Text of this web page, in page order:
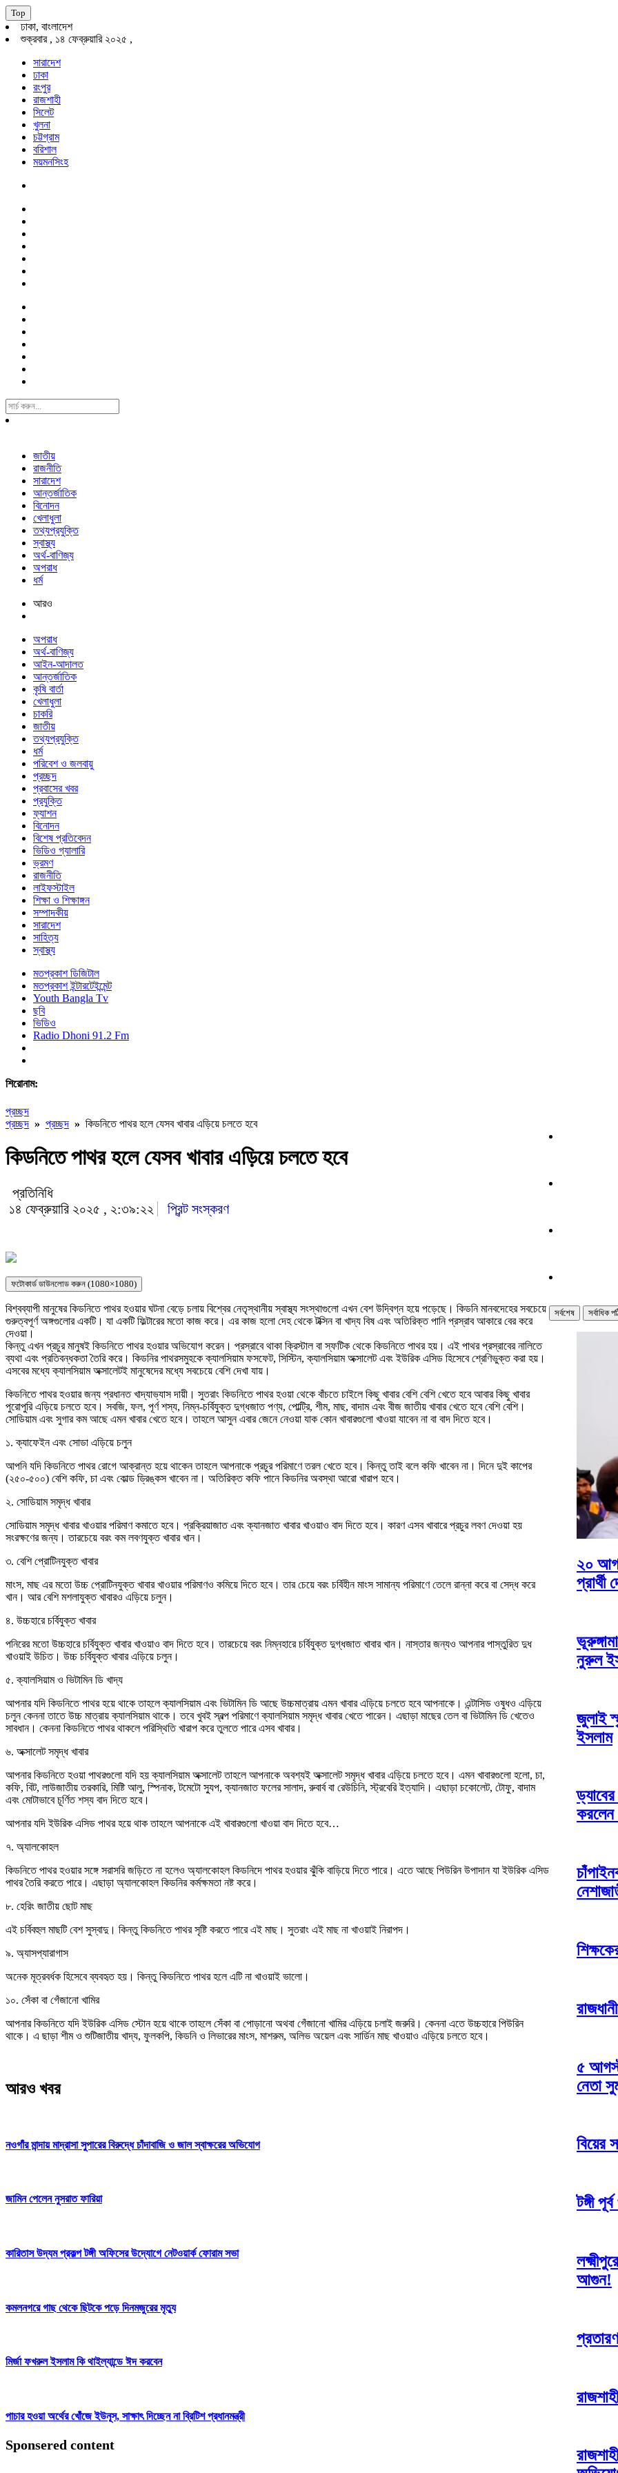
Top
ঢাকা, বাংলাদেশ
শুক্রবার , ১৪ ফেব্রুয়ারি ২০২৫ ,
সারাদেশ
ঢাকা
রংপুর
রাজশাহী
সিলেট
খুলনা
চট্টগ্রাম
বরিশাল
ময়মনসিংহ
Search
For:
জাতীয়
রাজনীতি
সারাদেশ
আন্তর্জাতিক
বিনোদন
খেলাধুলা
তথ্যপ্রযুক্তি
স্বাস্থ্য
অর্থ-বাণিজ্য
অপরাধ
ধর্ম
আরও
অপরাধ
অর্থ-বাণিজ্য
আইন-আদালত
আন্তর্জাতিক
কৃষি বার্তা
খেলাধুলা
চাকরি
জাতীয়
তথ্যপ্রযুক্তি
ধর্ম
পরিবেশ ও জলবায়ু
প্রচ্ছদ
প্রবাসের খবর
প্রযুক্তি
ফ্যাশন
বিনোদন
বিশেষ প্রতিবেদন
ভিডিও গ্যালারি
ভ্রমণ
রাজনীতি
লাইফস্টাইল
শিক্ষা ও শিক্ষাঙ্গন
সম্পাদকীয়
সারাদেশ
সাহিত্য
স্বাস্থ্য
মতপ্রকাশ ডিজিটাল
মতপ্রকাশ ইন্টারটেইন্মেন্ট
Youth Bangla Tv
ছবি
ভিডিও
Radio Dhoni 91.2 Fm
শিরোনাম:
প্রচ্ছদ
প্রচ্ছদ » প্রচ্ছদ » কিডনিতে পাথর হলে যেসব খাবার এড়িয়ে চলতে হবে
কিডনিতে পাথর হলে যেসব খাবার এড়িয়ে চলতে হবে
প্রতিনিধি
১৪ ফেব্রুয়ারি ২০২৫ , ২:৩৯:২২
প্রিন্ট সংস্করণ
ফটোকার্ড ডাউনলোড করুন (1080×1080)
বিশ্বব্যাপী মানুষের কিডনিতে পাথর হওয়ার ঘটনা বেড়ে চলায় বিশ্বের নেতৃস্থানীয় স্বাস্থ্য সংস্থাগুলো এখন বেশ উদ্বিগ্ন হয়ে পড়েছে। কিডনি মানবদেহের সবচেয়ে
গুরুত্বপূর্ণ অঙ্গগুলোর একটি। যা একটি ফিল্টারের মতো কাজ করে। এর কাজ হলো দেহ থেকে টক্সিন বা খাদ্য বিষ এবং অতিরিক্ত পানি প্রস্রাব আকারে বের করে
দেওয়া।
কিন্তু এখন প্রচুর মানুষই কিডনিতে পাথর হওয়ার অভিযোগ করেন। প্রস্রাবে থাকা ক্রিস্টাল বা স্ফটিক থেকে কিডনিতে পাথর হয়। এই পাথর প্রস্রাবের নালিতে
ব্যথা এবং প্রতিবন্ধকতা তৈরি করে। কিডনির পাথরসমুহকে ক্যালসিয়াম ফসফেট, সিস্টিন, ক্যালসিয়াম অক্সালেট এবং ইউরিক এসিড হিসেবে শ্রেণিভুক্ত করা হয়।
এসবের মধ্যে ক্যালসিয়াম অক্সালেটই মানুষেদের মধ্যে সবচেয়ে বেশি দেখা যায়।
কিডনিতে পাথর হওয়ার জন্য প্রধানত খাদ্যাভ্যাস দায়ী। সুতরাং কিডনিতে পাথর হওয়া থেকে বাঁচতে চাইলে কিছু খাবার বেশি বেশি খেতে হবে আবার কিছু খাবার
পুরোপুরি এড়িয়ে চলতে হবে। সবজি, ফল, পূর্ণ শস্য, নিম্ন-চর্বিযুক্ত দুগ্ধজাত পণ্য, পোল্ট্রি, শীম, মাছ, বাদাম এবং বীজ জাতীয় খাবার খেতে হবে বেশি বেশি।
সোডিয়াম এবং সুগার কম আছে এমন খাবার খেতে হবে। তাহলে আসুন এবার জেনে নেওয়া যাক কোন খাবারগুলো খাওয়া যাবেন না বা বাদ দিতে হবে।
১. ক্যাফেইন এবং সোডা এড়িয়ে চলুন
আপনি যদি কিডনিতে পাথর রোগে আক্রান্ত হয়ে থাকেন তাহলে আপনাকে প্রচুর পরিমাণে তরল খেতে হবে। কিন্তু তাই বলে কফি খাবেন না। দিনে দুই কাপের
(২৫০-৫০০) বেশি কফি, চা এবং কোল্ড ড্রিঙ্কস খাবেন না। অতিরিক্ত কফি পানে কিডনির অবস্থা আরো খারাপ হবে।
২. সোডিয়াম সমৃদ্ধ খাবার
সোডিয়াম সমৃদ্ধ খাবার খাওয়ার পরিমাণ কমাতে হবে। প্রক্রিয়াজাত এবং ক্যানজাত খাবার খাওয়াও বাদ দিতে হবে। কারণ এসব খাবারে প্রচুর লবণ দেওয়া হয়
সংরক্ষণের জন্য। তারচেয়ে বরং কম লবণযুক্ত খাবার খান।
৩. বেশি প্রোটিনযুক্ত খাবার
মাংস, মাছ এর মতো উচ্চ প্রোটিনযুক্ত খাবার খাওয়ার পরিমাণও কমিয়ে দিতে হবে। তার চেয়ে বরং চর্বিহীন মাংস সামান্য পরিমাণে তেলে রান্না করে বা সেদ্ধ করে
খান। আর বেশি মশলাযুক্ত খাবারও এড়িয়ে চলুন।
৪. উচ্চহারে চর্বিযুক্ত খাবার
পনিরের মতো উচ্চহারে চর্বিযুক্ত খাবার খাওয়াও বাদ দিতে হবে। তারচেয়ে বরং নিম্নহারে চর্বিযুক্ত দুগ্ধজাত খাবার খান। নাস্তার জন্যও আপনার পাস্তুরিত দুধ
খাওয়াই উচিত। উচ্চ চর্বিযুক্ত খাবার এড়িয়ে চলুন।
৫. ক্যালসিয়াম ও ভিটামিন ডি খাদ্য
আপনার যদি কিডনিতে পাথর হয়ে থাকে তাহলে ক্যালসিয়াম এবং ভিটামিন ডি আছে উচ্চমাত্রায় এমন খাবার এড়িয়ে চলতে হবে আপনাকে। এন্টাসিড ওষুধও এড়িয়ে
চলুন কেননা তাতে উচ্চ মাত্রায় ক্যালসিয়াম থাকে। তবে খুবই স্বল্প পরিমাণে ক্যালসিয়াম সমৃদ্ধ খাবার খেতে পারেন। এছাড়া মাছের তেল বা ভিটামিন ডি খেতেও
সাবধান। কেননা কিডনিতে পাথর থাকলে পরিস্থিতি খারাপ করে তুলতে পারে এসব খাবার।
৬. অক্সালেট সমৃদ্ধ খাবার
আপনার কিডনিতে হওয়া পাথরগুলো যদি হয় ক্যালসিয়াম অক্সালেট তাহলে আপনাকে অবশ্যই অক্সালেট সমৃদ্ধ খাবার এড়িয়ে চলতে হবে। এমন খাবারগুলো হলো, চা,
কফি, বিট, লাউজাতীয় তরকারি, মিষ্টি আলু, স্পিনাক, টমেটো স্যুপ, ক্যানজাত ফলের সালাদ, রুবার্ব বা রেউচিনি, স্ট্রবেরি ইত্যাদি। এছাড়া চকোলেট, টোফু, বাদাম
এবং মোটাভাবে চূর্ণিত শস্য বাদ দিতে হবে।
আপনার যদি ইউরিক এসিড পাথর হয়ে থাক তাহলে আপনাকে এই খাবারগুলো খাওয়া বাদ দিতে হবে…
৭. অ্যালকোহল
কিডনিতে পাথর হওয়ার সঙ্গে সরাসরি জড়িতে না হলেও অ্যালকোহল কিডনিদে পাথর হওয়ার ঝুঁকি বাড়িয়ে দিতে পারে। এতে আছে পিউরিন উপাদান যা ইউরিক এসিড
পাথর তৈরি করতে পারে। এছাড়া অ্যালকোহল কিডনির কর্মক্ষমতা নষ্ট করে।
৮. হেরিং জাতীয় ছোট মাছ
এই চর্বিবহুল মাছটি বেশ সুস্বাদু। কিন্তু কিডনিতে পাথর সৃষ্টি করতে পারে এই মাছ। সুতরাং এই মাছ না খাওয়াই নিরাপদ।
৯. অ্যাসপ্যারাগাস
অনেক মূত্রবর্ধক হিসেবে ব্যবহৃত হয়। কিন্তু কিডনিতে পাথর হলে এটি না খাওয়াই ভালো।
১০. সেঁকা বা গেঁজানো খামির
আপনার কিডনিতে যদি ইউরিক এসিড স্টোন হয়ে থাকে তাহলে সেঁকা বা পোড়ানো অথবা গেঁজানো খামির এড়িয়ে চলাই জরুরি। কেননা এতে উচ্চহারে পিউরিন
থাকে। এ ছাড়া শীম ও শুটিজাতীয় খাদ্য, ফুলকপি, কিডনি ও লিভারের মাংস, মাশরুম, অলিভ অয়েল এবং সার্ডিন মাছ খাওয়াও এড়িয়ে চলতে হবে।
আরও খবর
নওগাঁর মান্দায় মাদ্রাসা সুপারের বিরুদ্ধে চাঁদাবাজি ও জাল স্বাক্ষরের অভিযোগ
জামিন পেলেন নুসরাত ফারিয়া
কারিতাস উদ্যম প্রকল্প টঙ্গী অফিসের উদ্যোগে নেটওয়ার্ক ফোরাম সভা
কমলনগরে গাছ থেকে ছিটকে পড়ে দিনমজুরের মৃত্যু
মির্জা ফখরুল ইসলাম কি থাইল্যান্ডে ঈদ করবেন
পাচার হওয়া অর্থের খোঁজে ইউনূস, সাক্ষাৎ দিচ্ছেন না ব্রিটিশ প্রধানমন্ত্রী
Sponsered content
সর্বশেষ সর্বাধিক
২০
প্রার্থী
নুরুল
জুলাই
ইসলাম
করলেন
৫
নেতা
বিয়ের
টঙ্গী
আগুন!